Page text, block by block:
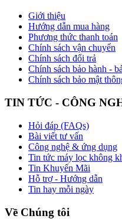
Giới thiệu
Hướng dẫn mua hàng
Phương thức thanh toán
Chính sách vận chuyển
Chính sách đổi trả
Chính sách bảo hành -
Chính sách bảo mật
TIN TỨC - CÔNG
Hỏi đáp (FAQs)
Bài viết tư vấn
Công nghệ & ứng dụng
Tin tức máy lọc không
Tin Khuyến Mãi
Hỗ trợ - Hướng dẫn
Tin hay mỗi ngày
Về Chúng tôi